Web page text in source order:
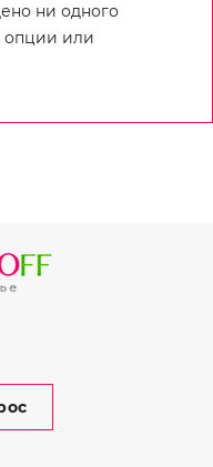
ни одного
опции или